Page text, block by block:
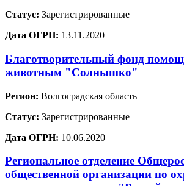
Статус: Зарегистрированные
Дата ОГРН: 13.11.2020
Благотворительный фонд
животным "Солнышко"
Регион: Волгоградская область
Статус: Зарегистрированные
Дата ОГРН: 10.06.2020
Региональное отделение
общественной организации по